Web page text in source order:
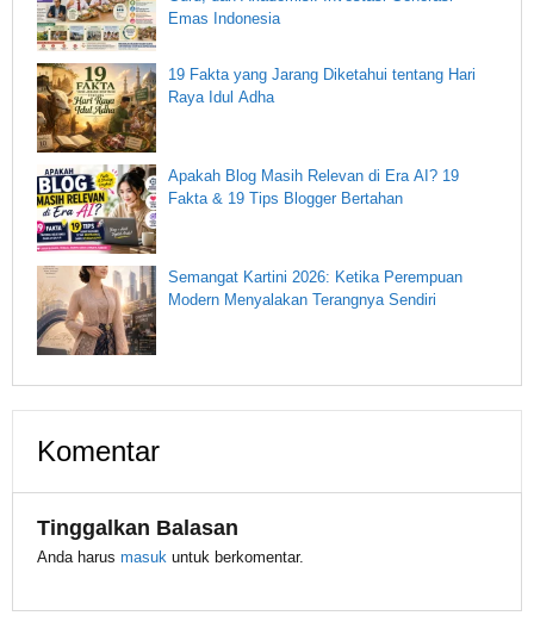
Emas Indonesia
19 Fakta yang Jarang Diketahui tentang Hari
Raya Idul Adha
Apakah Blog Masih Relevan di Era AI? 19
Fakta & 19 Tips Blogger Bertahan
Semangat Kartini 2026: Ketika Perempuan
Modern Menyalakan Terangnya Sendiri
Komentar
Tinggalkan Balasan
Anda harus masuk untuk berkomentar.